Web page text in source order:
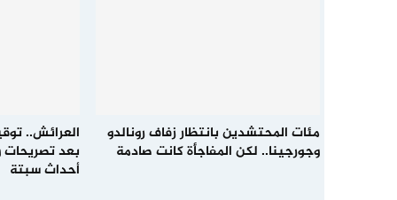
مئات المحتشدين بانتظار زفاف رونالدو
وجورجينا.. لكن المفاجأة كانت صادمة
العرائش..
بعد تصريحات
أحداث سبتة